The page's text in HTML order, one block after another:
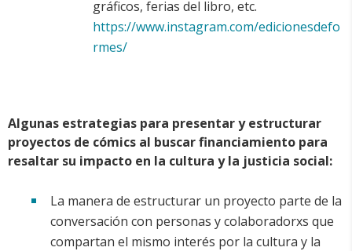
gráficos, ferias del libro, etc.
https://www.instagram.com/edicionesdefo
rmes/
Algunas estrategias para presentar y estructurar
proyectos de cómics al buscar financiamiento para
resaltar su impacto en la cultura y la justicia social:
La manera de estructurar un proyecto parte de la
conversación con personas y colaboradorxs que
compartan el mismo interés por la cultura y la